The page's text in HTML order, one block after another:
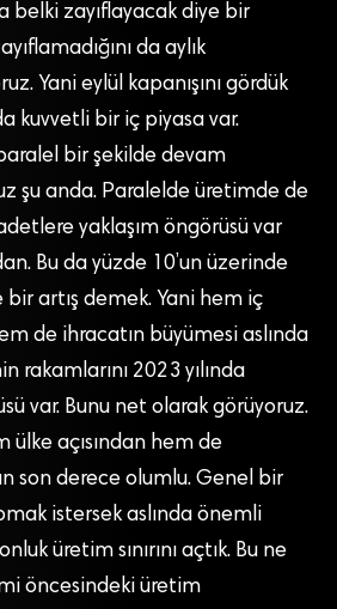
belki zayıflayacak diye bir
da aylık
Yani eylül kapanışını gördük
kuvvetli bir iç piyasa var.
bir şekilde devam
şu anda. Paralelde üretimde de
yaklaşım öngörüsü var
Bu da yüzde 10’un üzerinde
artış demek. Yani hem iç
de ihracatın büyümesi aslında
rakamlarını 2023 yılında
var. Bunu net olarak görüyoruz.
ülke açısından hem de
son derece olumlu. Genel bir
istersek aslında önemli
üretim sınırını açtık. Bu ne
öncesindeki üretim